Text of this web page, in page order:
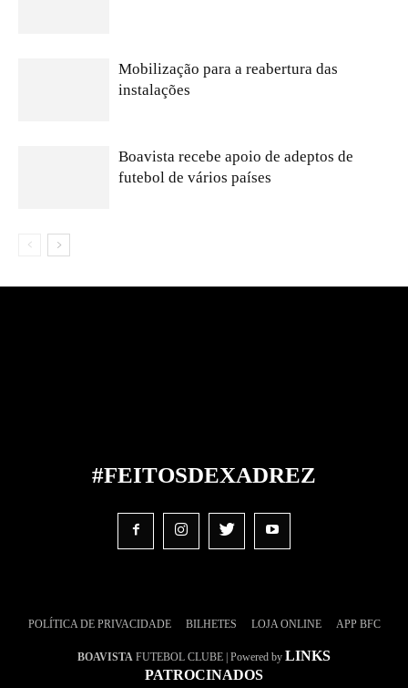
Mobilização para a reabertura das
instalações
Boavista recebe apoio de adeptos de
futebol de vários países
#FEITOSDEXADREZ
POLÍTICA DE PRIVACIDADE BILHETES LOJA ONLINE APP BFC
BOAVISTA FUTEBOL CLUBE | Powered by LINKS
PATROCINADOS